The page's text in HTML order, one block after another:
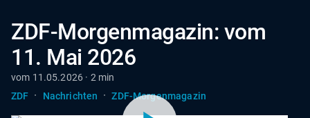
ZDF-Morgenmagazin: vom
11. Mai 2026
vom 11.05.2026 · 2 min
ZDF · Nachrichten · ZDF-Morgenmagazin